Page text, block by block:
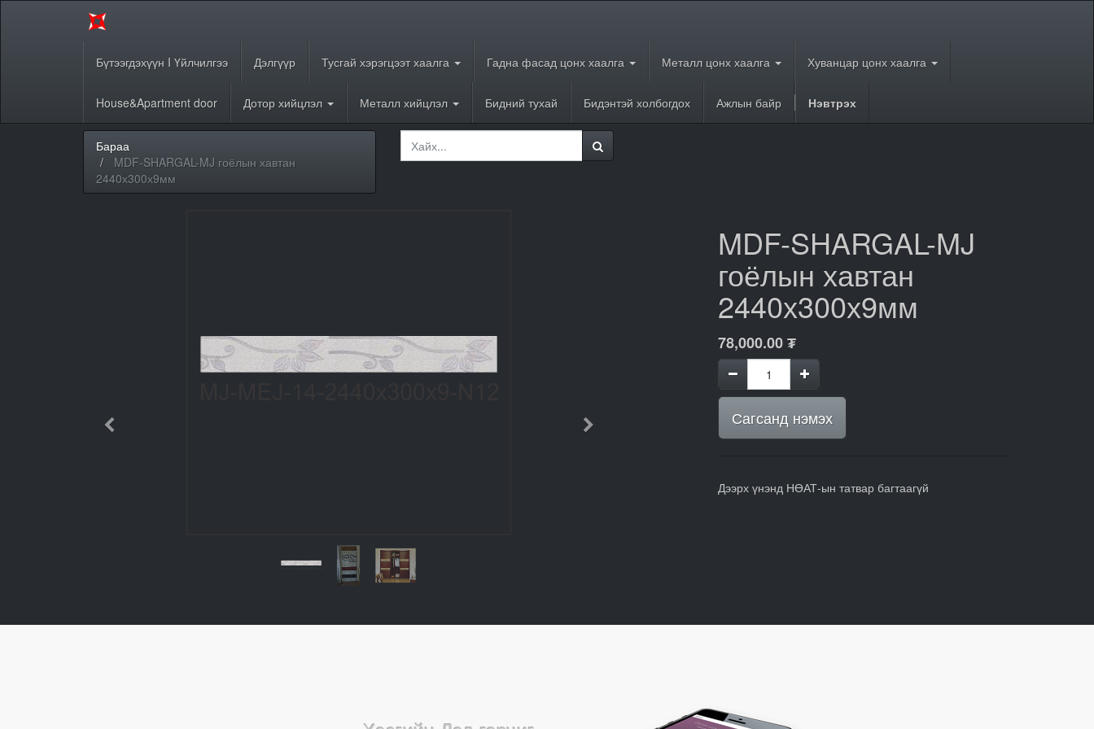
Бүтээгдэхүүн I Үйлчилгээ Дэлгүүр Тусгай хэрэгцээт хаалга Гадна фасад цонх хаалга Металл цонх хаалга Хуванцар цонх хаалга
House&Apartment door Дотор хийцлэл Металл хийцлэл Бидний тухай Бидэнтэй холбогдох Ажлын байр Нэвтрэх
Бараа
MDF-SHARGAL-MJ гоёлын хавтан
2440х300х9мм
Дараачийн
MDF-SHARGAL-MJ
гоёлын хавтан
2440х300х9мм
78,000.00₮
Сагсанд нэмэх
Дээрх үнэнд НӨАТ-ын татвар багтаагүй